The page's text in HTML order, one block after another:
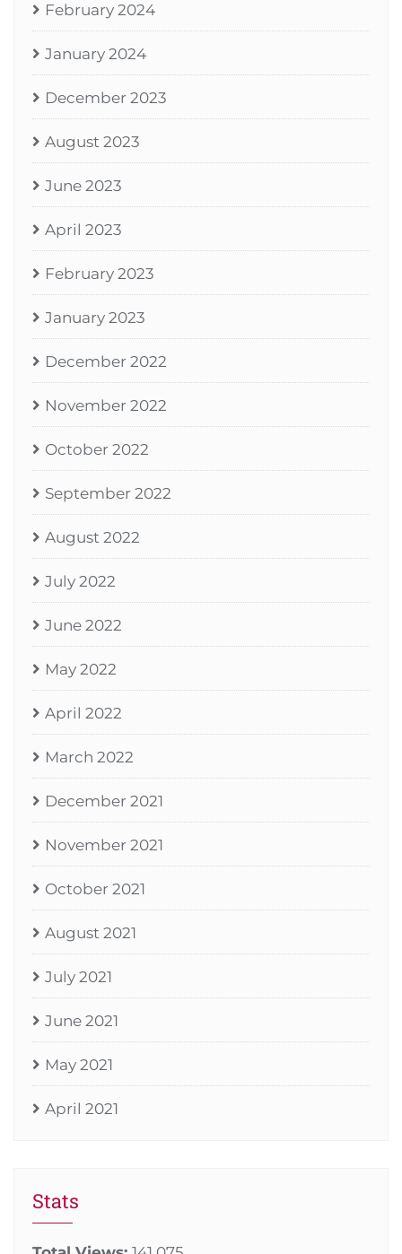
February 2024
January 2024
December 2023
August 2023
June 2023
April 2023
February 2023
January 2023
December 2022
November 2022
October 2022
September 2022
August 2022
July 2022
June 2022
May 2022
April 2022
March 2022
December 2021
November 2021
October 2021
August 2021
July 2021
June 2021
May 2021
April 2021
Stats